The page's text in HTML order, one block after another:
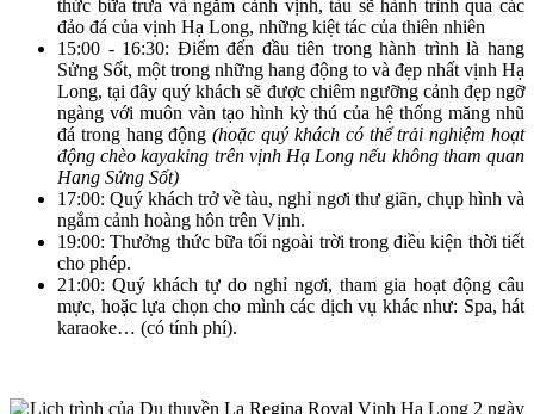
thức bữa trưa và ngắm cảnh vịnh, tàu sẽ hành trình qua các
đảo đá của vịnh Hạ Long, những kiệt tác của thiên nhiên
15:00 - 16:30: Điểm đến đầu tiên trong hành trình là hang
Sửng Sốt, một trong những hang động to và đẹp nhất vịnh Hạ
Long, tại đây quý khách sẽ được chiêm ngưỡng cảnh đẹp ngỡ
ngàng với muôn vàn tạo hình kỳ thú của hệ thống măng nhũ
đá trong hang động(hoặc quý khách có thể trải nghiệm hoạt
động chèo kayaking trên vịnh Hạ Long nếu không tham quan
Hang Sửng Sốt)
17:00: Quý khách trở về tàu, nghỉ ngơi thư giãn, chụp hình và
ngắm cảnh hoàng hôn trên Vịnh.
19:00: Thưởng thức bữa tối ngoài trời trong điều kiện thời tiết
cho phép.
21:00: Quý khách tự do nghỉ ngơi, tham gia hoạt động câu
mực, hoặc lựa chọn cho mình các dịch vụ khác như: Spa, hát
karaoke… (có tính phí).